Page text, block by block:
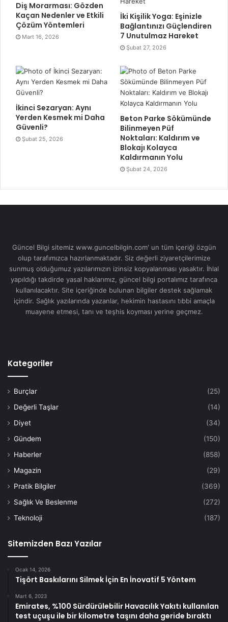
Diş Morarması: Gözden
Kaçan Nedenler ve Etkili
Çözüm Yöntemleri
Mart 16, 2026
İki Kişilik Yoga: Eşinizle
Bağlantınızı Güçlendiren
7 Unutulmaz Hareket
Şubat 27, 2026
İkinci Sezaryan: Aynı
Yerden Kesmek mi Daha
Güvenli?
Şubat 25, 2026
Beton Parke Sökümünde
Bilinmeyen Püf
Noktaları: Kaldırım ve
Blokajı Kolayca
Kaldırmanın Yolu
Şubat 24, 2026
Güncel Bilgi sitemiz www.guncelbilgin.com' un tüm içeriği özgün
olup tarafımızca hazırlanmaktadır. Siz değerli ziyaretçilerimize
sunmuş olduğumuz yazılarımızın izinsiz kopyalanması yasaktır. İhlal
yapıldığı takdirde yasal haklarımız, güncel bilgi portalımız tarafınca
kullanılacaktır. Site içeriğinde bulunan bilgiler destek sağlamak
içindir. Sağlık yazılarında yazanlar, hekimin hastasını tıbbi amaçla
muayene etmesi, tanı ve teşhis koyması yerine geçmez.
Kategoriler
Burçlar
(25)
Değerli Taşlar
(14)
Diyet
(34)
Gündem
(150)
Haberler
(858)
Magazin
(29)
Pratik Bilgiler
(369)
Sağlık Ve Beslenme
(272)
Teknoloji
(187)
Sitemizden Bazı Yazılar
Ocak 14, 2026
Tişört Baskılarını Silmek İçin En İnovatif 5 Yöntem
Mart 6, 2023
Emirates, %100 Sürdürülebilir Havacılık Yakıtı kullanılan
test uçuşu ile bir kilometre taşını daha geride bıraktı